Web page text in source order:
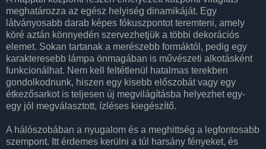
meghatározza az egész helyiség dinamikáját. Egy
látványosabb darab képes fókuszpontot teremteni, amely
köré aztán könnyedén szervezhetjük a többi dekorációs
elemet. Sokan tartanak a merészebb formáktól, pedig egy
karakteresebb lámpa önmagában is művészeti alkotásként
funkcionálhat. Nem kell feltétlenül hatalmas terekben
gondolkodnunk, hiszen egy kisebb előszobát vagy egy
étkezősarkot is teljesen új megvilágításba helyezhet egy-
egy jól megválasztott, ízléses kiegészítő.
A hálószobában a nyugalom és a meghittség a legfontosabb
szempont. Itt érdemes kerülni a túl harsány fényeket, és